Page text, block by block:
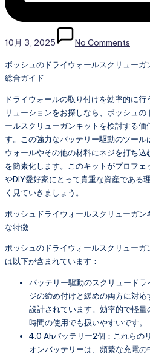
10月 3, 2025 No Comments
ボッシュのドライウォールスクリューガ
総合ガイド
ドライウォールの取り付けを効率的に行
リューションをお探しなら、ボッシュの
ールスクリューガンキットを検討する価
す。この強力なバッテリー駆動のツール
ウォールやその他の材料にネジを打ち込
を簡素化します。このキットがプロフェ
やDIY愛好家にとって貴重な資産である
く見ていきましょう。
ボッシュドライウォールスクリューガン
な特徴
ボッシュのドライウォールスクリューガ
は以下が含まれています：
バッテリー駆動のスクリュードラ
ジの締め付けと緩めの両方に対応
設計されています。効率的で軽量
時間の使用でも扱いやすいです。
4.0 Ahバッテリー2個：これらの
オンバッテリーは、頻繁な充電の